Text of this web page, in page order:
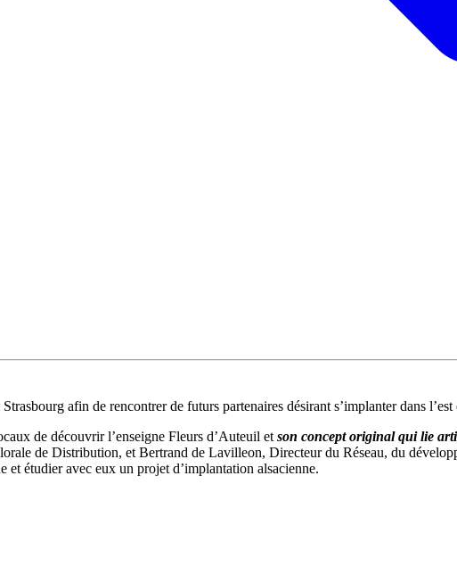
afin de rencontrer de futurs partenaires désirant s’implanter dans l’est
de découvrir l’enseigne Fleurs d’Auteuil et son concept original qui lie
de Distribution, et Bertrand de Lavilleon, Directeur du Réseau, du
et étudier avec eux un projet d’implantation alsacienne.